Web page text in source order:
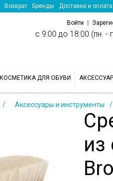
Возврат Бренды Доставка и оплата
Войти
с 9:00 до 18:00 (пн. -
КОСМЕТИКА ДЛЯ ОБУВИ
Аксессуары и инструменты
из